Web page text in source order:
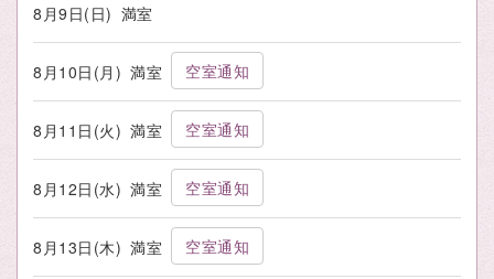
8月9日(日) 満室
8月10日(月) 満室 空室通知
8月11日(火) 満室 空室通知
8月12日(水) 満室 空室通知
8月13日(木) 満室 空室通知